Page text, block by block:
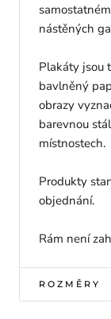
nástěných
Plakáty jsou
bavlněný
obrazy
barevnou
místnostech.
Produkty
objednání.
Rám není
ROZMĚRY